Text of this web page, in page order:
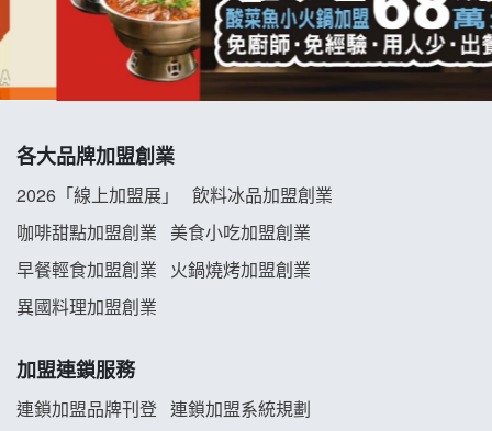
優握握×酸奶大獅加盟說明會
冬城門加盟說明會
阿性情趣無人販售所加盟明會
龍涎居好湯加盟說明會
義氣豐發雞加盟說明會
各大品牌加盟創業
2026「線上加盟展」
飲料冰品加盟創業
咖啡甜點加盟創業
美食小吃加盟創業
早餐輕食加盟創業
火鍋燒烤加盟創業
異國料理加盟創業
加盟連鎖服務
連鎖加盟品牌刊登 連鎖加盟系統規劃